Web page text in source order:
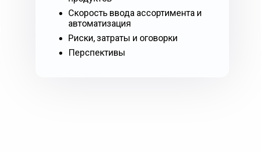
Скорость ввода ассортимента и
автоматизация
Риски, затраты и оговорки
Перспективы